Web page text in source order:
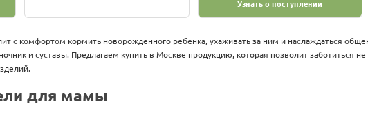
Узнать о поступлении
с комфортом кормить новорожденного ребенка, ухаживать за ним и наслаждаться
и суставы. Предлагаем купить в Москве продукцию, которая позволит заботиться
для мамы